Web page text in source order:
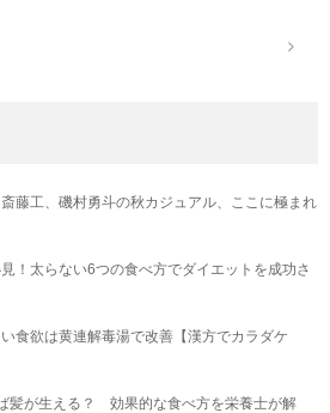
藤工、磯村勇斗の秋カジュアル、ここに極まれ
！太らない6つの食べ方でダイエットを成功さ
食欲は黄連解毒湯で改善【漢方でカラダケ
髪が生える？ 効果的な食べ方を栄養士が解